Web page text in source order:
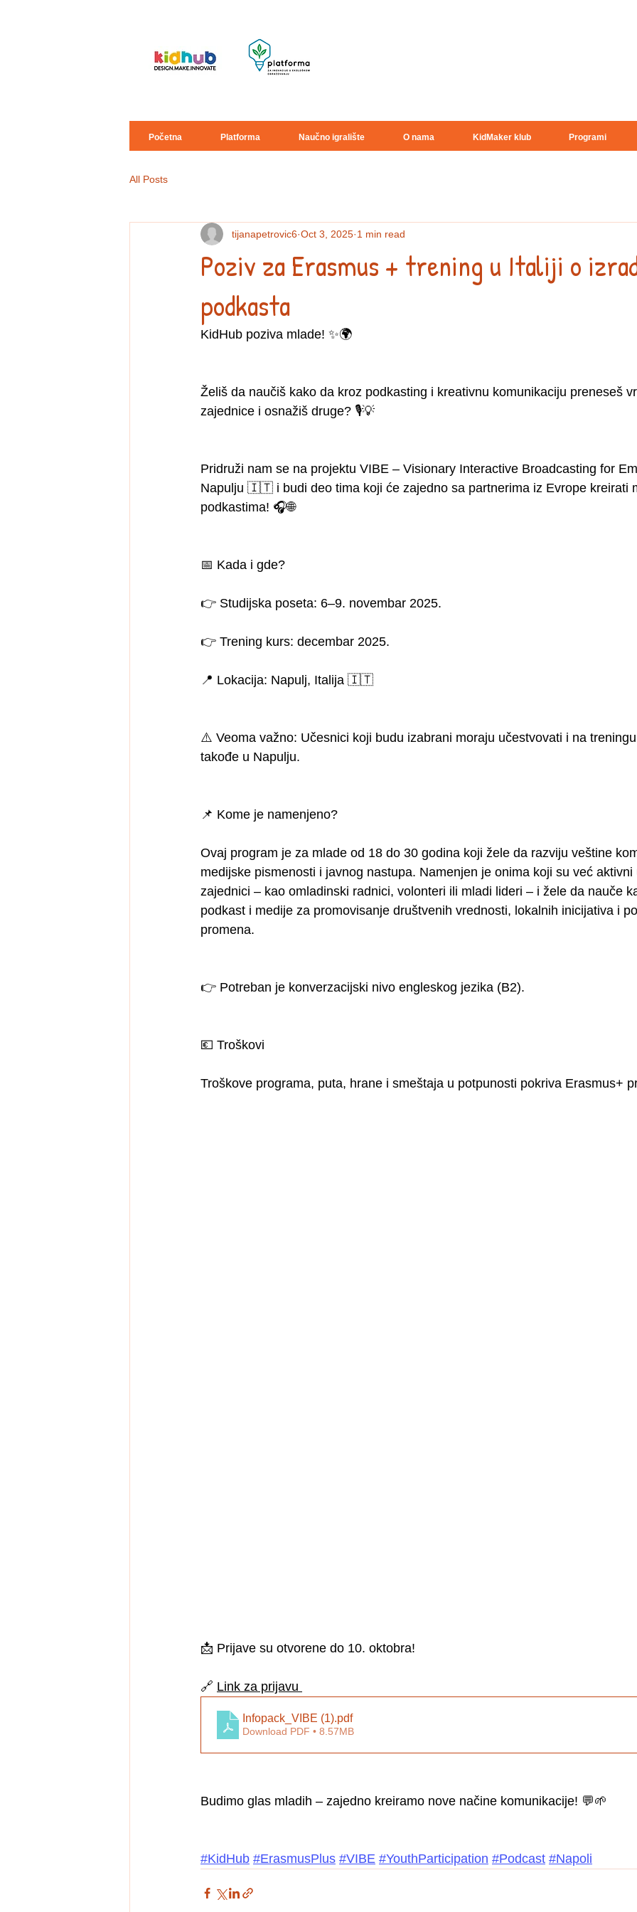
Početna Platforma Naučno igralište O nama KidMaker klub Programi
All Posts
Poziv za Erasmus + trening u Italiji o
podkasta
tijanapetrovic6 Oct 3, 2025 1 min read
KidHub poziva mlade! ✨🌍
Želiš da naučiš kako da kroz podkasting i kreativnu komunikaciju preneseš
zajednice i osnažiš druge? 🎙️💡
Pridruži nam se na projektu VIBE – Visionary Interactive Broadcasting for
Napulju 🇮🇹 i budi deo tima koji će zajedno sa partnerima iz Evrope kreirati
podkastima! 🎧🌐
📅 Kada i gde?
👉 Studijska poseta: 6–9. novembar 2025.
👉 Trening kurs: decembar 2025.
📍 Lokacija: Napulj, Italija 🇮🇹
⚠️ Veoma važno: Učesnici koji budu izabrani moraju učestvovati i na
takođe u Napulju.
📌 Kome je namenjeno?
Ovaj program je za mlade od 18 do 30 godina koji žele da razviju veštine
medijske pismenosti i javnog nastupa. Namenjen je onima koji su već aktivni
zajednici – kao omladinski radnici, volonteri ili mladi lideri – i žele da nauče
podkast i medije za promovisanje društvenih vrednosti, lokalnih inicijativa i
promena.
👉 Potreban je konverzacijski nivo engleskog jezika (B2).
💶 Troškovi
Troškove programa, puta, hrane i smeštaja u potpunosti pokriva Erasmus+
📩 Prijave su otvorene do 10. oktobra!
🔗 Link za prijavu
Infopack_VIBE (1).pdf
Download PDF • 8.57MB
Budimo glas mladih – zajedno kreiramo nove načine komunikacije! 💬🌱
#KidHub #ErasmusPlus #VIBE #YouthParticipation #Podcast #Napoli